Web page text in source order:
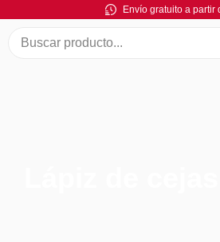
Envío gratuito a partir